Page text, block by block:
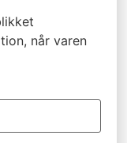
når varen